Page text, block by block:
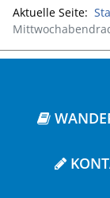
Aktuelle Seite: